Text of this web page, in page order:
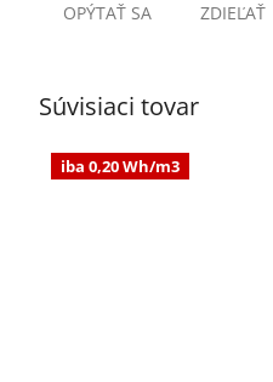
OPÝTAŤ SA ZDIEĽAŤ
Súvisiaci tovar
iba 0,20 Wh/m3